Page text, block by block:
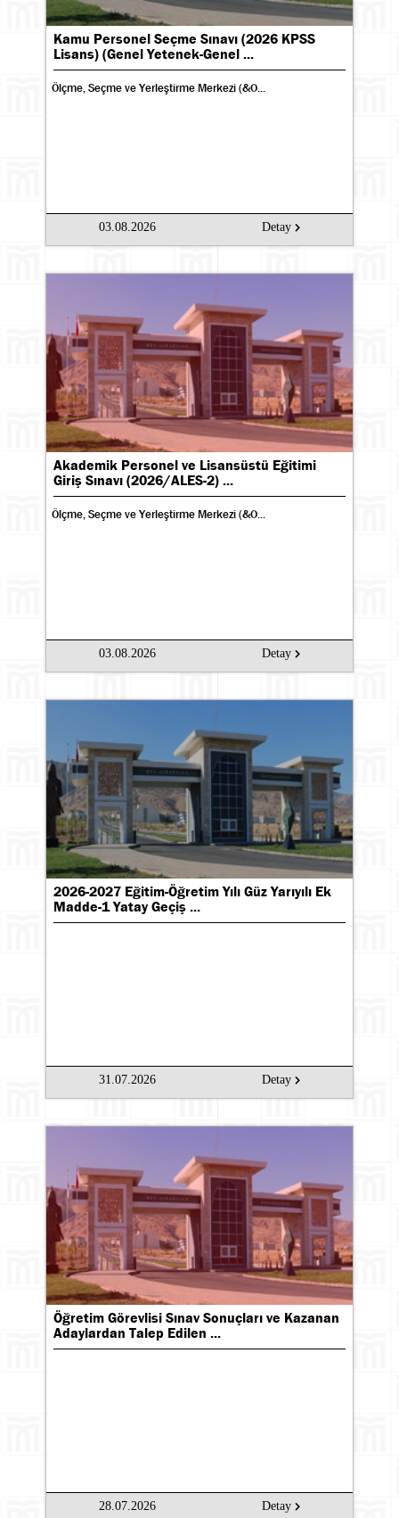
Kamu Personel Seçme Sınavı (2026 KPSS
Lisans) (Genel Yetenek-Genel ...
Ölçme, Seçme ve Yerleştirme Merkezi (&O...
03.08.2026 Detay
Akademik Personel ve Lisansüstü Eğitimi
Giriş Sınavı (2026/ALES-2) ...
Ölçme, Seçme ve Yerleştirme Merkezi (&O...
03.08.2026 Detay
2026-2027 Eğitim-Öğretim Yılı Güz Yarıyılı Ek
Madde-1 Yatay Geçiş ...
31.07.2026 Detay
Öğretim Görevlisi Sınav Sonuçları ve Kazanan
Adaylardan Talep Edilen ...
28.07.2026 Detay